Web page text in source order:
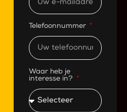
Telefoonnummer
Waar heb je
interesse in?